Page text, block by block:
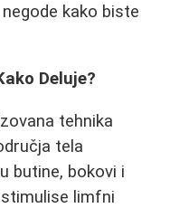
kako biste
Deluje?
tehnika
tela
butine, bokovi i
limfni